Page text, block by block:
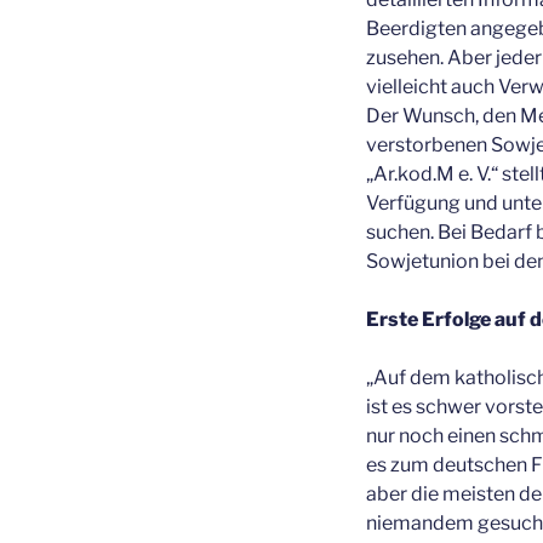
Beerdigten
zusehen. Aber
vielleicht auch
Der Wunsch, den
verstorbenen
„Ar.kod.M e. V.“
Verfügung und
suchen. Bei Bedarf
Sowjetunion bei
Erste Erfolge auf
„Auf dem
ist es schwer
nur noch einen
es zum deutschen
aber die meisten
niemandem